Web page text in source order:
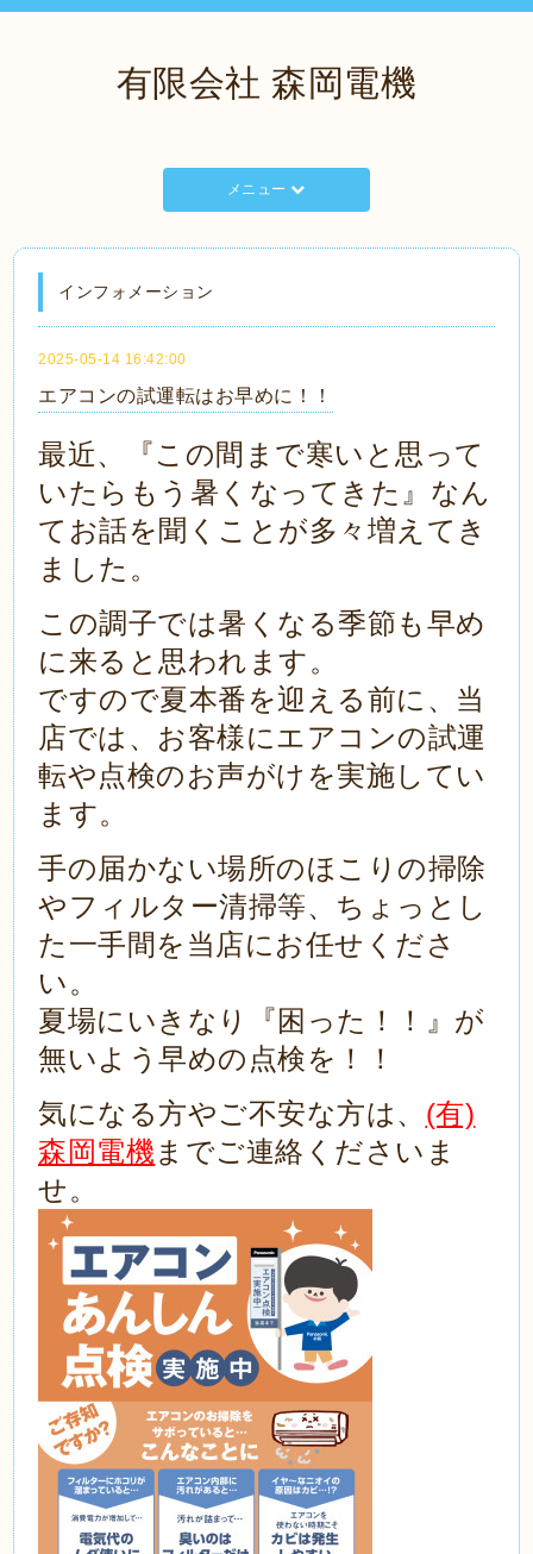
有限会社 森岡電機
メニュー
インフォメーション
2025-05-14 16:42:00
エアコンの試運転はお早めに！！
最近、『この間まで寒いと思って
いたらもう暑くなってきた』なん
てお話を聞くことが多々増えてき
ました。
この調子では暑くなる季節も早め
に来ると思われます。
ですので夏本番を迎える前に、当
店では、お客様にエアコンの試運
転や点検のお声がけを実施してい
ます。
手の届かない場所のほこりの掃除
やフィルター清掃等、ちょっとし
た一手間を当店にお任せくださ
い。
夏場にいきなり『困った！！』が
無いよう早めの点検を！！
気になる方やご不安な方は、 (有)
森岡電機 までご連絡くださいま
せ。